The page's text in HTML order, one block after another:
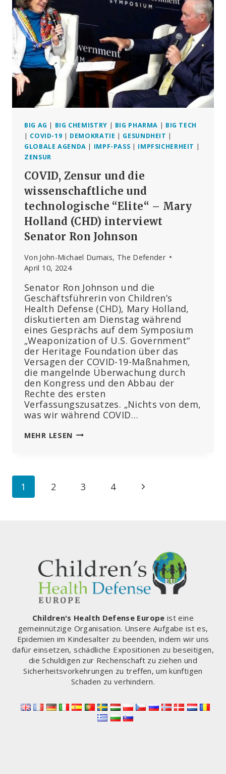
KONTROLLE
VON
ZAHLUNGEN,
GESUNDHEITSDATEN
UND
LANDWIRTSCHAFT
BIG AG | BIG CHEMISTRY | BIG PHARMA | BIG TECH
| COVID-19 | DEMOKRATIE | GESUNDHEIT |
GLOBALE AGENDA | IMPF-PASS | IMPFSICHERHEIT |
ZENSUR
COVID, Zensur und die
wissenschaftliche und
technologische “Elite“ – Mary
Holland (CHD) interviewt
Senator Ron Johnson
Von John-Michael Dumais, The Defender
April 10, 2024
Senator Ron Johnson und die
Geschäftsführerin von Children’s
Health Defense (CHD), Mary Holland,
diskutierten am Dienstag während
eines Gesprächs auf dem Symposium
„Weaponization of U.S. Government“
der Heritage Foundation über das
Versagen der COVID-19-Maßnahmen,
die mangelnde Überwachung durch
den Kongress und den Abbau der
Rechte des ersten
Verfassungszusatzes. „Nichts von dem,
was wir während COVID…
MEHR LESEN COVID,
UND
INTERVIEWT
SENATOR
RON
JOHNSON
Seitennavigation
1 2 3 4
Nächste
Children's Health Defense Europe ist eine
gemeinnützige Organisation. Unsere Aufgabe ist es,
Epidemien im Kindesalter zu beenden, indem wir uns
dafür einsetzen, schädliche Expositionen zu beseitigen,
die Schuldigen zur Rechenschaft zu ziehen und
Sicherheitsvorkehrungen zu treffen, um künftigen
Schaden zu verhindern.